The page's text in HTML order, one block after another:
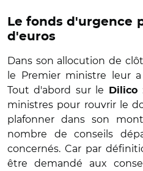
Le fonds d'urgence
d'euros
Dans son allocution de
le Premier ministre leur
Tout d'abord sur le
Dilico
ministres pour rouvrir le
plafonner dans son
nombre de conseils
concernés. Car par
être demandé aux